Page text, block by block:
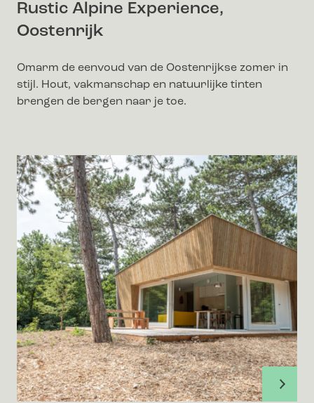
Rustic Alpine Experience,
Oostenrijk
Omarm de eenvoud van de Oostenrijkse zomer in
stijl. Hout, vakmanschap en natuurlijke tinten
brengen de bergen naar je toe.